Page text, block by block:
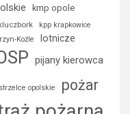
kmp opole
kpp krapkowice
Koźle
lotnicze
pijany kierowca
opolskie pożar